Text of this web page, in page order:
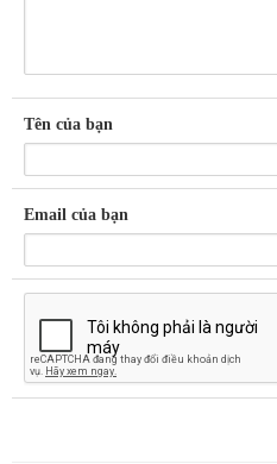
Tên của bạn
Email của bạn